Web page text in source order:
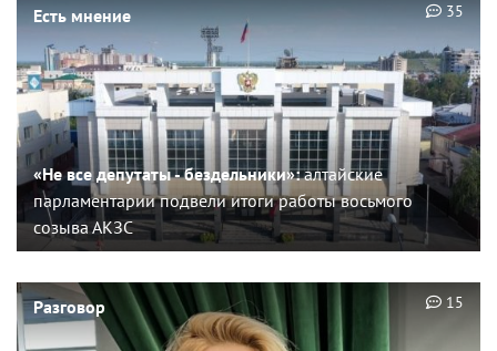
Есть мнение
«Не все депутаты - бездельники»:алтайские
парламентарии подвели итоги работы восьмого
созыва АКЗС
35
Разговор 15